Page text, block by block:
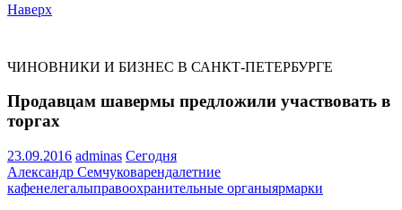
Наверх
ЧИНОВНИКИ И БИЗНЕС В САНКТ-ПЕТЕРБУРГЕ
Продавцам шавермы предложили участвовать в
торгах
23.09.2016 adminas Сегодня
Александр Семчуковарендалетние
кафенелегалыправоохранительные органыярмарки